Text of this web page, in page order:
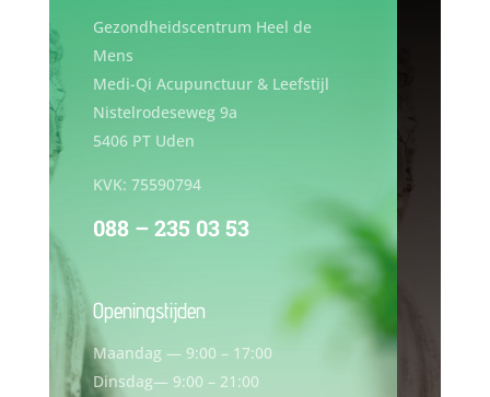
Gezondheidscentrum Heel de
Mens
Medi-Qi Acupunctuur & Leefstijl
Nistelrodeseweg 9a
5406 PT Uden
KVK: 75590794
088 – 235 03 53
Openingstijden
Maandag — 9:00 – 17:00
Dinsdag— 9:00 – 21:00